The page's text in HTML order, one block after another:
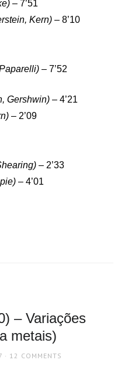
– 7’51
Kern) – 8’10
– 7’52
Gershwin) – 4’21
– 2’09
– 2’33
– 4’01
– Variações
metais)
12 COMMENTS